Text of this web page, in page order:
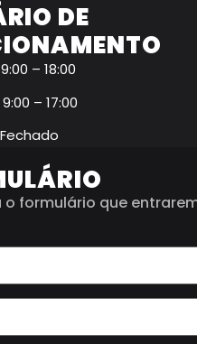
DE
– 18:00
– 17:00
o formulário que